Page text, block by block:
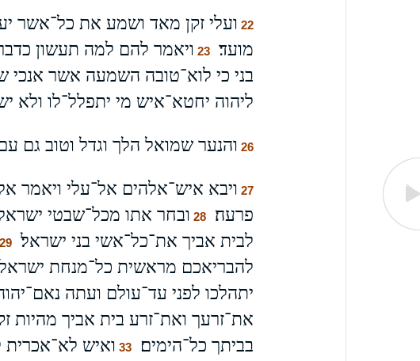
22 ועלי זקן מאד ושמע את כל־אשר
מועד׃
23 ויאמר להם למה תעשון
בני כי לוא־טובה השמעה אשר אנכי
ליהוה יחטא־איש מי יתפלל־לו ולא
26 והנער שמואל הלך וגדל וטוב גם
27 ויבא איש־אלהים אל־עלי ויאמר
פרעה׃
28 ובחר אתו מכל־שבטי
לבית אביך את־כל־אשי בני ישראל׃
29
להבריאכם מראשית כל־מנחת ישראל
יתהלכו לפני עד־עולם ועתה
את־זרעך ואת־זרע בית אביך מהיות
בביתך כל־הימים׃
33 ואיש לא־אכרית